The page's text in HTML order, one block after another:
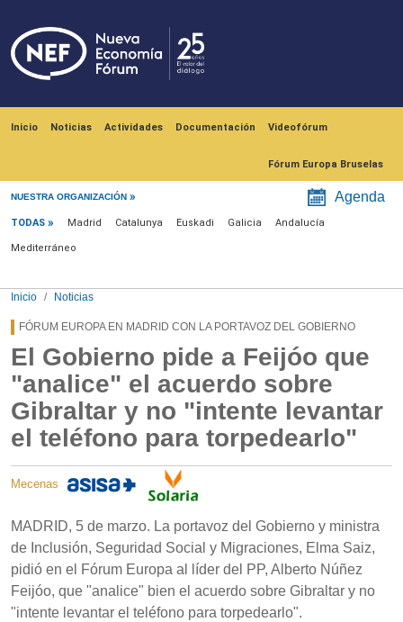
Inicio Noticias Actividades Documentación Videofórum
Fórum Europa Bruselas
NUESTRA ORGANIZACIÓN Agenda
Menú noticias
TODAS Madrid Catalunya Euskadi Galicia Andalucía
Mediterráneo
Inicio Noticias
FÓRUM EUROPA EN MADRID CON LA PORTAVOZ DEL GOBIERNO
El Gobierno pide a Feijóo que
"analice" el acuerdo sobre
Gibraltar y no "intente levantar
el teléfono para torpedearlo"
Mecenas
MADRID, 5 de marzo. La portavoz del Gobierno y ministra
de Inclusión, Seguridad Social y Migraciones, Elma Saiz,
pidió en el Fórum Europa al líder del PP, Alberto Núñez
Feijóo, que "analice" bien el acuerdo sobre Gibraltar y no
"intente levantar el teléfono para torpedearlo".